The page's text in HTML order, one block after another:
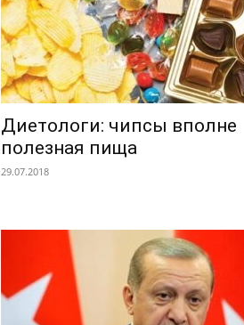
Диетологи: чипсы вполне
полезная пища
29.07.2018